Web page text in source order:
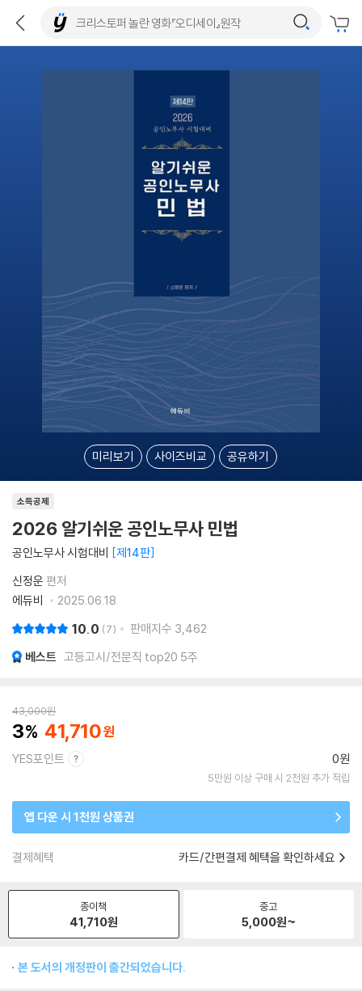
미리보기 사이즈비교 공유하기
소득공제
2026 알기쉬운 공인노무사 민법
공인노무사 시험대비 제14판
신정운 편저
에듀비
2025.06.18.
10.0 7 판매지수 3,462
베스트 고등고시/전문직 top20 5주
43,000원
3 41,710
YES포인트 0원
5만원 이상 구매 시 2천원 추가 적립
앱 다운 시 1천원 상품권
결제혜택 카드/간편결제 혜택을 확인하세요
종이책
41,710원
중고
5,000원~
본 도서의 개정판이 출간되었습니다.